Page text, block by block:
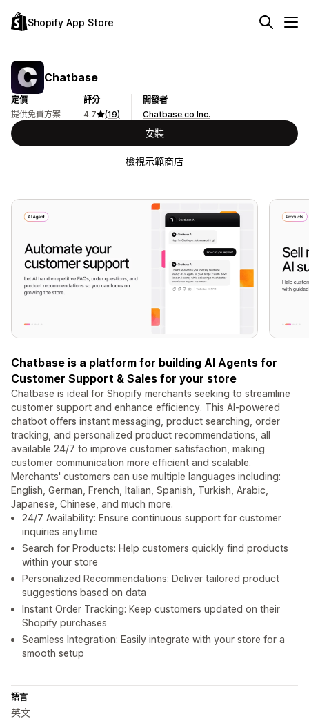
Shopify App Store
Chatbase
定價
提供免費方案
評分
4.7
(19)
開發者
Chatbase.co Inc.
安裝
檢視示範商店
Chatbase is a platform for building AI Agents for
Customer Support & Sales for your store
Chatbase is ideal for Shopify merchants seeking to streamline
customer support and enhance efficiency. This AI-powered
chatbot offers instant messaging, product searching, order
tracking, and personalized product recommendations, all
available 24/7 to improve customer satisfaction, making
customer communication more efficient and scalable.
Merchants' customers can use multiple languages including:
English, German, French, Italian, Spanish, Turkish, Arabic,
Japanese, Chinese, and much more.
24/7 Availability: Ensure continuous support for customer
inquiries anytime
Search for Products: Help customers quickly find products
within your store
Personalized Recommendations: Deliver tailored product
suggestions based on data
Instant Order Tracking: Keep customers updated on their
Shopify purchases
Seamless Integration: Easily integrate with your store for a
smooth setup
語言
英文